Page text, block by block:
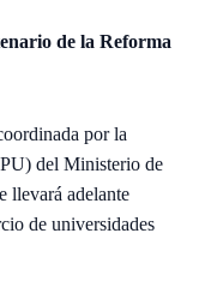
de la Reforma
por la
del Ministerio de
llevará adelante
de universidades